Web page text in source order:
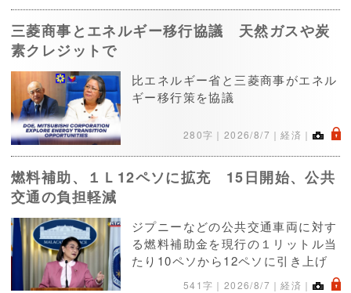
三菱商事とエネルギー移行協議 天然ガスや炭
素クレジットで
比エネルギー省と三菱商事がエネル
ギー移行策を協議
280字｜ 2026/8/7 ｜経済｜ .
燃料補助、１Ｌ12ペソに拡充 15日開始、公共
交通の負担軽減
ジプニーなどの公共交通車両に対す
る燃料補助金を現行の１リットル当
たり10ペソから12ペソに引き上げ
541字｜ 2026/8/7 ｜経済｜ .